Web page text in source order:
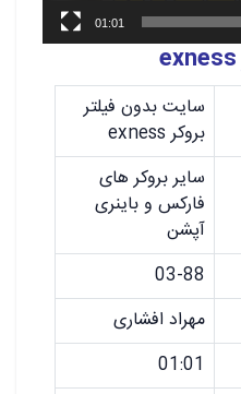
01:01
سایت بدون فیلتر
بروکر exness
سایر بروکر های
فارکس و باینری
آپشن
03-88
مهراد افشاری
01:01